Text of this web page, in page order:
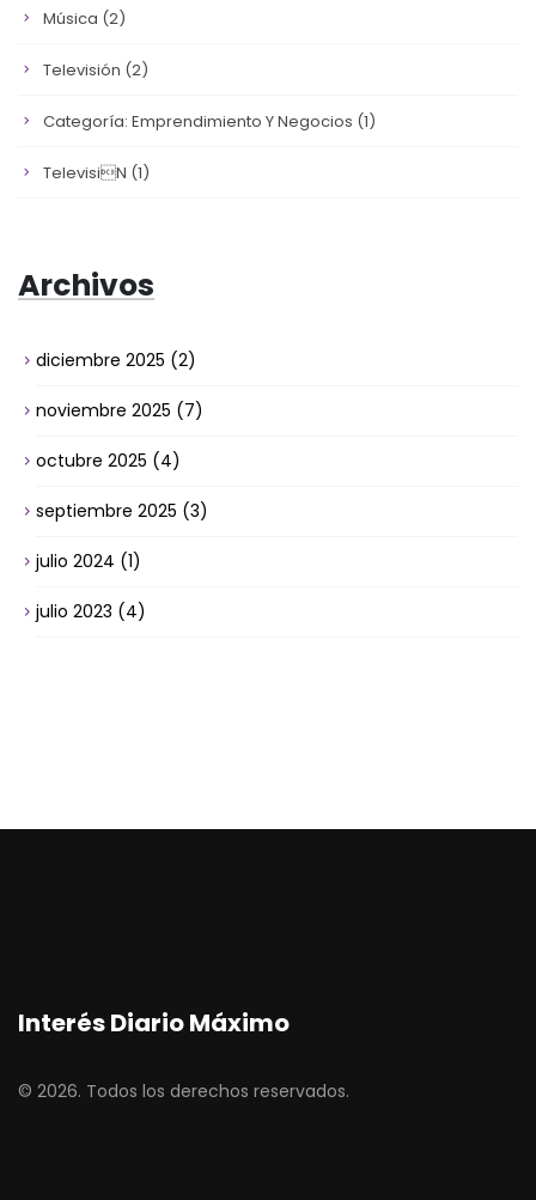
Música (2)
Televisión (2)
Categoría: Emprendimiento Y Negocios (1)
Televisin (1)
Archivos
diciembre 2025 (2)
noviembre 2025 (7)
octubre 2025 (4)
septiembre 2025 (3)
julio 2024 (1)
julio 2023 (4)
Interés Diario Máximo
© 2026. Todos los derechos reservados.